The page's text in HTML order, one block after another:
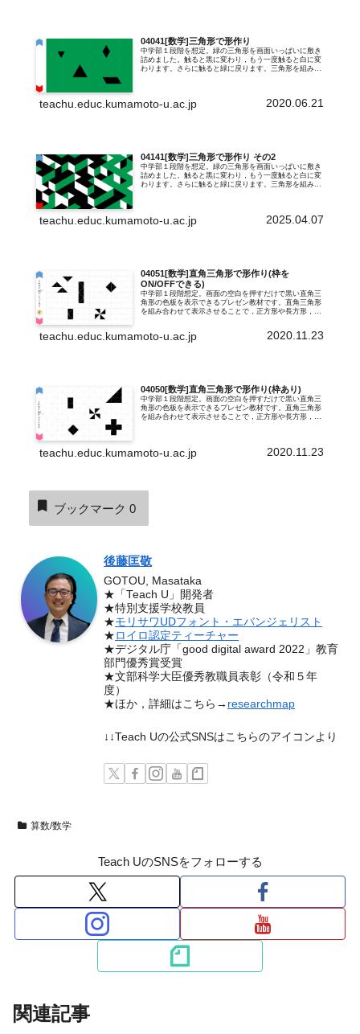
04041[数学]三角形で形作り
中学部１段階を想定。緑の三角形を画面いっぱいに敷き
詰めました。触ると黒に変わり，もう一度触ると白に変
わります。さらに触ると緑に戻ります。三角形を組み合
teachu.educ.kumamoto-u.ac.jp 2020.06.21
04141[数学]三角形で形作り その2
中学部１段階を想定。緑の三角形を画面いっぱいに敷き
詰めました。触ると黒に変わり，もう一度触ると白に変
わります。さらに触ると緑に戻ります。三角形を組み合
teachu.educ.kumamoto-u.ac.jp 2025.04.07
04051[数学]直角三角形で形作り(枠を
ON/OFFできる)
中学部１段階想定。画面の空白を押すだけで黒い直角三
角形の色板を表示できるプレゼン教材です。直角三角形
を組み合わせて表示させることで，正方形や長方形，ひ
teachu.educ.kumamoto-u.ac.jp 2020.11.23
04050[数学]直角三角形で形作り(枠あり)
中学部１段階想定。画面の空白を押すだけで黒い直角三
角形の色板を表示できるプレゼン教材です。直角三角形
を組み合わせて表示させることで，正方形や長方形，ひ
teachu.educ.kumamoto-u.ac.jp 2020.11.23
ブックマーク 0
後藤匡敬
GOTOU, Masataka
★「Teach U」開発者
★特別支援学校教員
★モリサワUDフォント・エバンジェリスト
★ ロイロ認定ティーチャー
★デジタル庁「good digital award 2022」教育
部門優秀賞受賞
★文部科学大臣優秀教職員表彰（令和５年
度）
★ほか，詳細はこちら→ researchmap
↓↓Teach Uの公式SNSはこちらのアイコンより
算数/数学
Teach UのSNSをフォローする
関連記事